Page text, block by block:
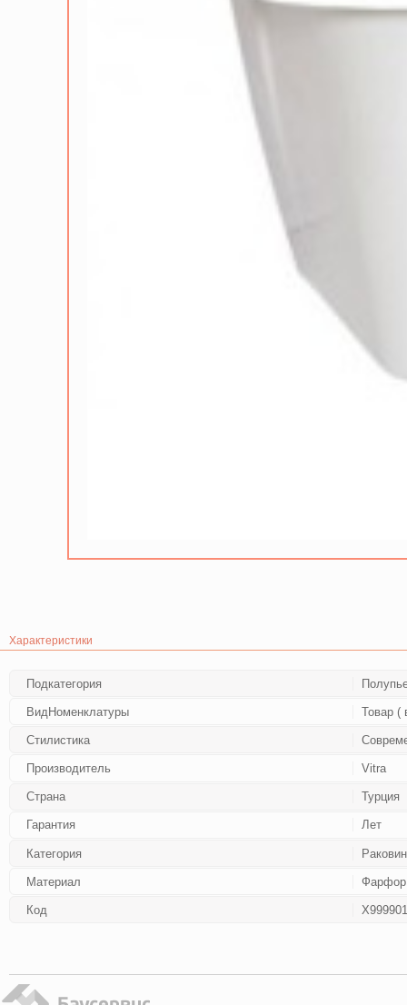
Характеристики
Подкатегория
ВидНоменклатуры Товар (
Стилистика
Производитель Vitra
Страна Турция
Гарантия Лет
Категория
Материал Фарфор
Код